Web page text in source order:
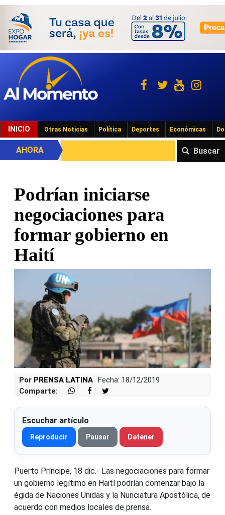
INICIO Otras Noticias Política Deportes Económicas
Buscar
AHORA
Podrían iniciarse
negociaciones para
formar gobierno en
Haití
Por PRENSA LATINA Fecha: 18/12/2019
Comparte:
Escuchar artículo
Reproducir Pausar Detener
Puerto Príncipe, 18 dic.- Las negociaciones para formar
un gobierno legítimo en Haití podrían comenzar bajo la
égida de Naciones Unidas y la Nunciatura Apostólica, de
acuerdo con medios locales de prensa.